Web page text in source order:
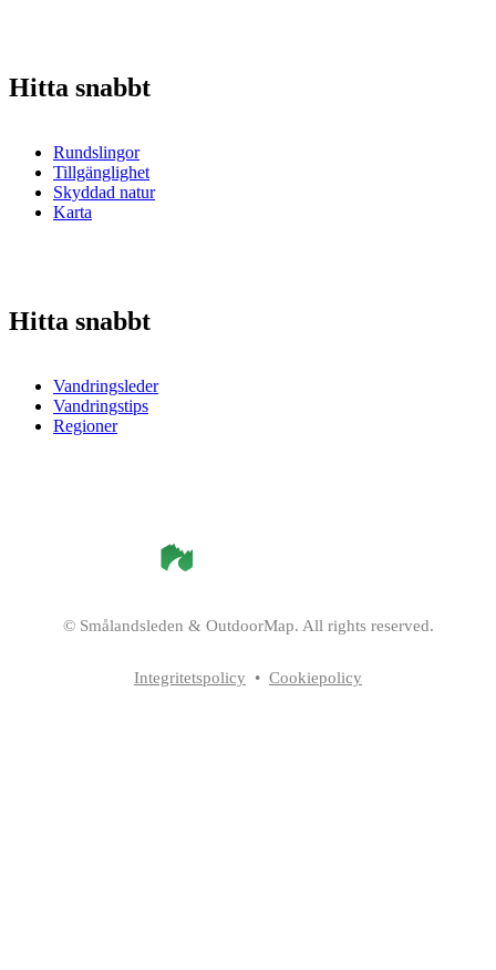
Hitta snabbt
Rundslingor
Tillgänglighet
Skyddad natur
Karta
Hitta snabbt
Vandringsleder
Vandringstips
Regioner
© Smålandsleden & OutdoorMap. All rights reserved.
Integritetspolicy • Cookiepolicy